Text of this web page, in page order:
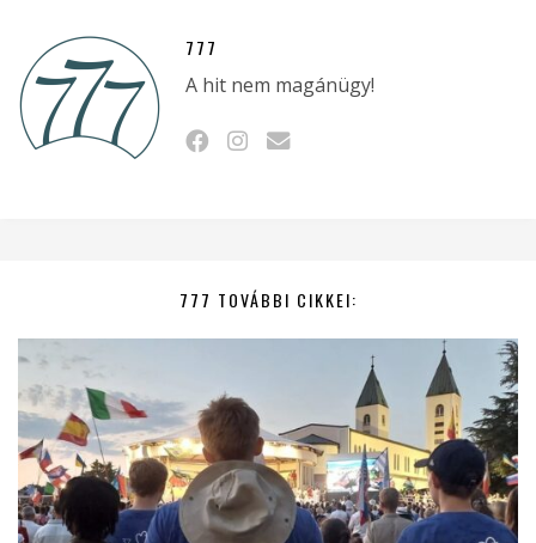
777
A hit nem magánügy!
777 TOVÁBBI CIKKEI: